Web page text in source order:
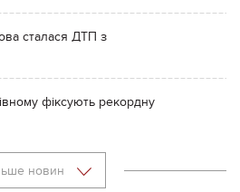
сталася ДТП з
фіксують рекордну
новин